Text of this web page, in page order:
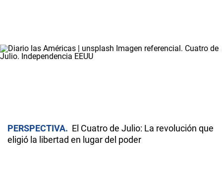
PERSPECTIVA
El Cuatro de Julio: La revolución que
eligió la libertad en lugar del poder